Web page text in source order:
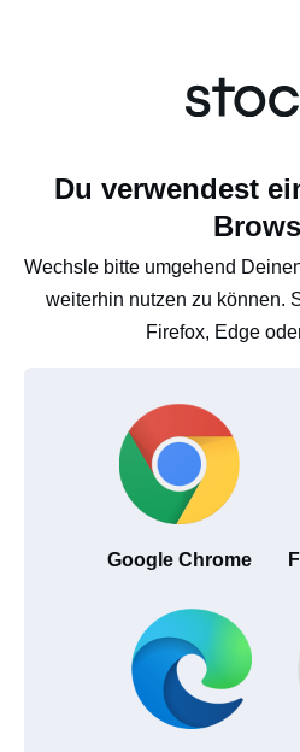
Du verwendest
Wechsle bitte umgehend
weiterhin nutzen zu können.
Firefox, Edge
Google Chrome